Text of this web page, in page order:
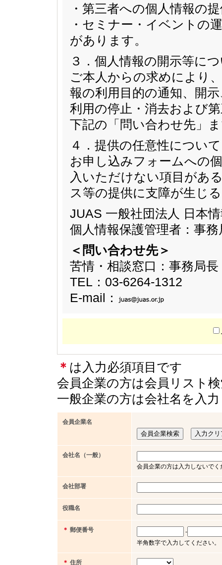
・第三者への個人情報の
・セミナー・イベントの
があります。
３．個人情報の開示等に
ご本人からの求めにより
報の利用目的の通知、開
利用の停止・消去および
下記の「問い合わせ先」
４．提供の任意性について
お申し込みフォームへの
入いただけない項目があ
ス等の提供に支障が生じ
JUAS 一般社団法人 日本
個人情報保護管理者：事
＜問い合わせ先＞
苦情・相談窓口：事務
TEL：03-6264-1312
E-mail：
＊ は入力必須項目です
会員企業の方は会員リスト
一般企業の方は会社名を入
会員企業名
会社名（一般）
会員企業の方は入力しないで
会社部署
役職名
＊ 郵便番号
-
半角数字で入力してください。
＊ 住所